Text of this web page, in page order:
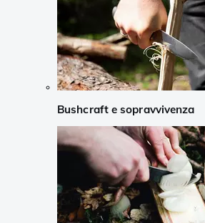
Bushcraft e sopravvivenza